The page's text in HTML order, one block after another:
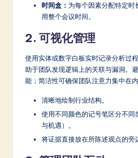
时间盒： 为每个因素分配特定时
用整个会议时间。
2. 可视化管理
使用实体或数字白板实时记录分析过
助于团队发现逻辑上的关联与漏洞。
能；简洁性可确保团队注意力集中在内
清晰地绘制行业结构。
使用不同颜色的记号笔区分不同
与机遇）。
将证据直接放在所陈述观点的旁